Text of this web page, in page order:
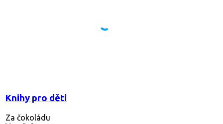
Knihy pro děti
Za čokoládu